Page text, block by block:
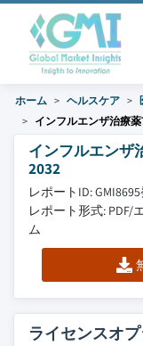
ホーム ヘルスケア
インフルエンザ治療
インフルエンザ
2032
レポートID: GMI8695
レポート形式:
ム
ライセンスオ